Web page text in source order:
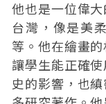
他也是一位偉
台灣，像是美
等。他在繪畫
讓學生能正確
史的影響，也